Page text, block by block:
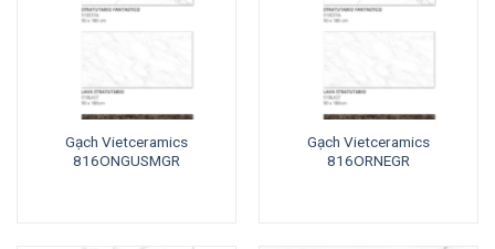
Gạch Vietceramics
816ONGUSMGR
Gạch Vietceramics
816ORNEGR